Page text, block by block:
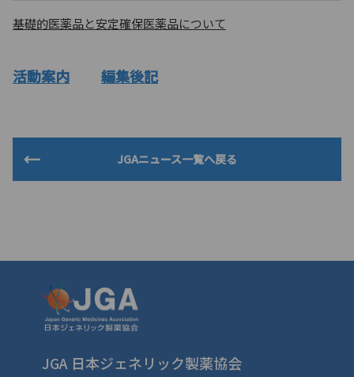
基礎的医薬品と安定確保医薬品について
活動案内 編集後記
JGAニュース一覧へ戻る
JGA 日本ジェネリック製薬協会